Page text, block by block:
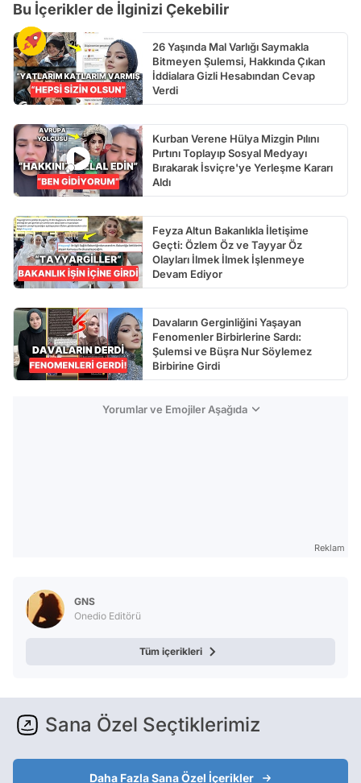
Bu İçerikler de İlginizi Çekebilir
26 Yaşında Mal Varlığı Saymakla
Bitmeyen Şulemsi, Hakkında Çıkan
İddialara Gizli Hesabından Cevap
Verdi
Kurban Verene Hülya Mizgin Pılını
Pırtını Toplayıp Sosyal Medyayı
Bırakarak İsviçre'ye Yerleşme Kararı
Aldı
Feyza Altun Bakanlıkla İletişime
Geçti: Özlem Öz ve Tayyar Öz
Olayları İlmek İlmek İşlenmeye
Devam Ediyor
Davaların Gerginliğini Yaşayan
Fenomenler Birbirlerine Sardı:
Şulemsi ve Büşra Nur Söylemez
Birbirine Girdi
Yorumlar ve Emojiler Aşağıda
Reklam
GNS
Onedio Editörü
Tüm içerikleri
Sana Özel Seçtiklerimiz
Daha Fazla Sana Özel İçerikler